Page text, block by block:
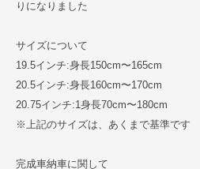
りになりました
サイズについて
19.5インチ:身長150cm〜165cm
20.5インチ:身長160cm〜170cm
20.75インチ:1身長70cm〜180cm
※上記のサイズは、あくまで基準です
完成車納車に関して